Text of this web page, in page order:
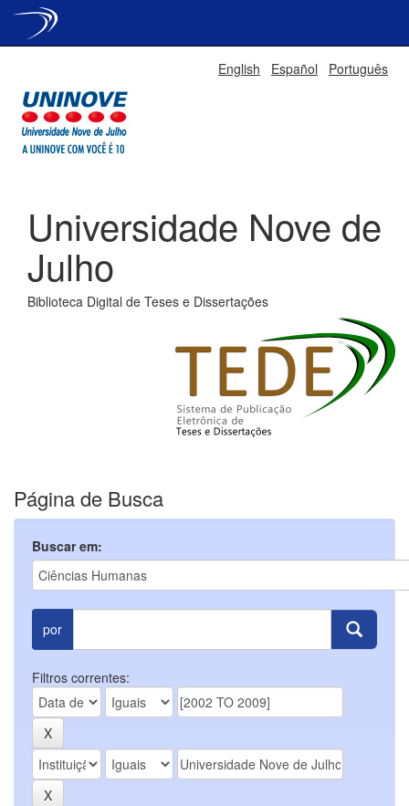
English Español Português
Universidade Nove de
Julho
Biblioteca Digital de Teses e Dissertações
Página de Busca
Buscar em:
por
Filtros correntes: